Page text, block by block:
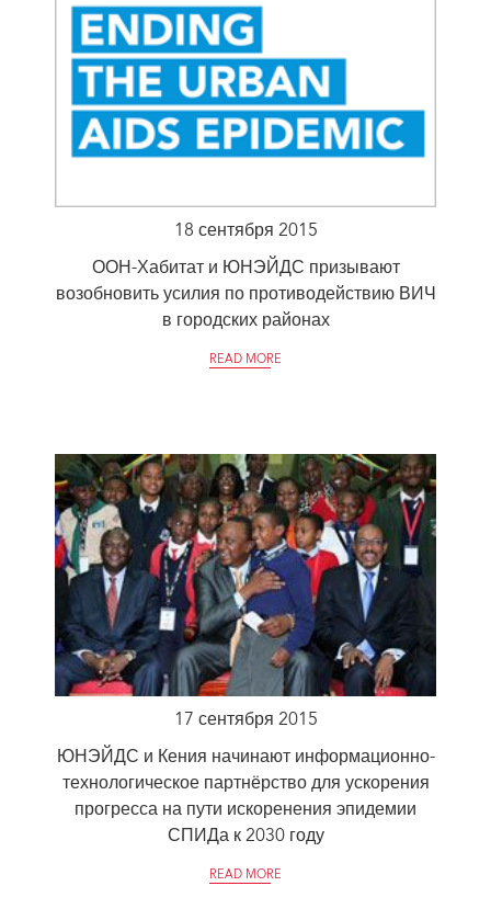
18 сентября 2015
ООН-Хабитат и ЮНЭЙДС призывают
возобновить усилия по противодействию ВИЧ
в городских районах
READ MORE
17 сентября 2015
ЮНЭЙДС и Кения начинают информационно-
технологическое партнёрство для ускорения
прогресса на пути искоренения эпидемии
СПИДа к 2030 году
READ MORE